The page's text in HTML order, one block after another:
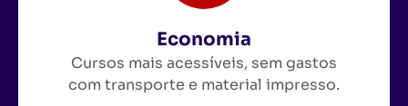
Economia
Cursos mais acessíveis, sem gastos
com transporte e material impresso.